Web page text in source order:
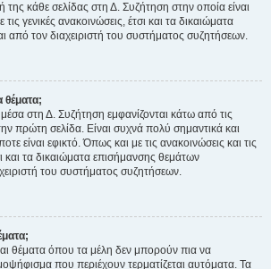
της κάθε σελίδας στη Δ. Συζήτηση στην οποία είναι
γενικές ανακοινώσεις, έτσι και τα δικαιώματα
από τον διαχειριστή του συστήματος συζητήσεων.
θέματα;
στη Δ. Συζήτηση εμφανίζονται κάτω από τις
πρώτη σελίδα. Είναι συχνά πολύ σημαντικά και
είναι εφικτό. Όπως και με τις ανακοινώσεις και τις
και τα δικαιώματα επισήμανσης θεμάτων
του συστήματος συζητήσεων.
θέματα όπου τα μέλη δεν μπορούν πια να
που περιέχουν τερματίζεται αυτόματα. Τα